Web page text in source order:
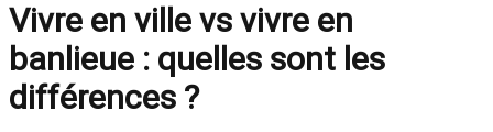
Vivre en ville vs vivre en
banlieue : quelles sont les
différences ?